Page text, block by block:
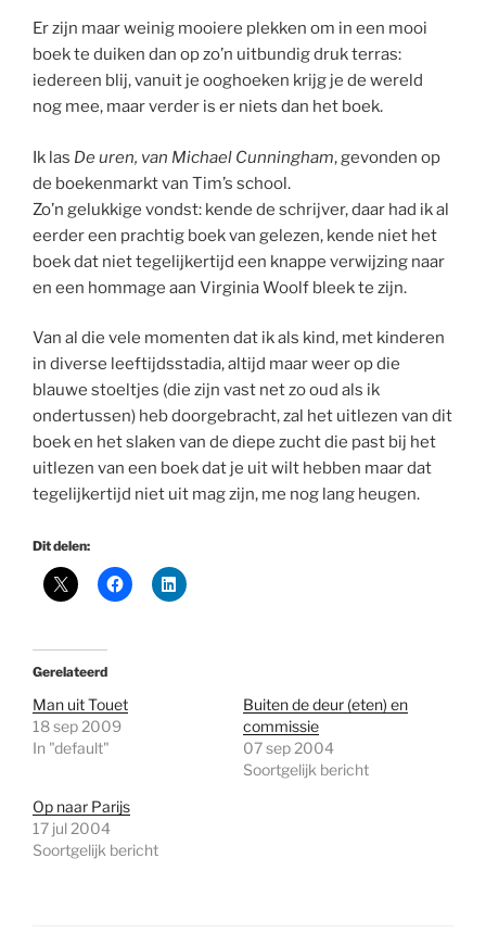
Er zijn maar weinig mooiere plekken om in een mooi
boek te duiken dan op zo’n uitbundig druk terras:
iedereen blij, vanuit je ooghoeken krijg je de wereld
nog mee, maar verder is er niets dan het boek.
Ik las De uren, van Michael Cunningham, gevonden op
de boekenmarkt van Tim’s school.
Zo’n gelukkige vondst: kende de schrijver, daar had ik al
eerder een prachtig boek van gelezen, kende niet het
boek dat niet tegelijkertijd een knappe verwijzing naar
en een hommage aan Virginia Woolf bleek te zijn.
Van al die vele momenten dat ik als kind, met kinderen
in diverse leeftijdsstadia, altijd maar weer op die
blauwe stoeltjes (die zijn vast net zo oud als ik
ondertussen) heb doorgebracht, zal het uitlezen van dit
boek en het slaken van de diepe zucht die past bij het
uitlezen van een boek dat je uit wilt hebben maar dat
tegelijkertijd niet uit mag zijn, me nog lang heugen.
Dit delen:
Gerelateerd
Man uit Touet
18 sep 2009
In "default"
Buiten de deur (eten) en
commissie
07 sep 2004
Soortgelijk bericht
Op naar Parijs
17 jul 2004
Soortgelijk bericht